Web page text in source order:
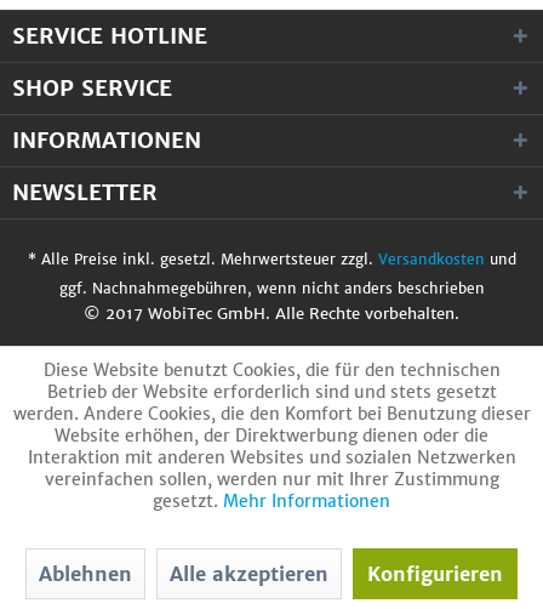
SERVICE HOTLINE
SHOP SERVICE
INFORMATIONEN
NEWSLETTER
* Alle Preise inkl. gesetzl. Mehrwertsteuer zzgl. Versandkosten und
ggf. Nachnahmegebühren, wenn nicht anders beschrieben
© 2017 WobiTec GmbH. Alle Rechte vorbehalten.
Diese Website benutzt Cookies, die für den technischen
Betrieb der Website erforderlich sind und stets gesetzt
werden. Andere Cookies, die den Komfort bei Benutzung dieser
Website erhöhen, der Direktwerbung dienen oder die
Interaktion mit anderen Websites und sozialen Netzwerken
vereinfachen sollen, werden nur mit Ihrer Zustimmung
gesetzt. Mehr Informationen
Ablehnen Alle akzeptieren Konfigurieren